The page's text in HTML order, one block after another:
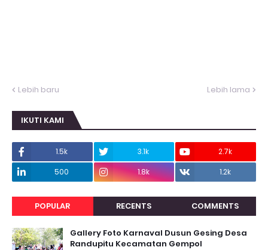
Lebih baru Lebih lama
IKUTI KAMI
1.5k 3.1k
2.7k
500
1.8k 1.2k
POPULAR RECENTS COMMENTS
Gallery Foto Karnaval Dusun Gesing Desa
Randupitu Kecamatan Gempol